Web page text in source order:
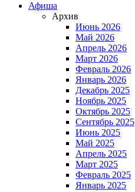
Афиша
Архив
Июнь 2026
Май 2026
Апрель 2026
Март 2026
Февраль 2026
Январь 2026
Декабрь 2025
Ноябрь 2025
Октябрь 2025
Сентябрь 2025
Июнь 2025
Май 2025
Апрель 2025
Март 2025
Февраль 2025
Январь 2025